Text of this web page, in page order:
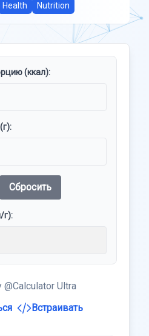
Health Nutrition
(ккал):
Сбросить
г):
Ultra
Встраивать